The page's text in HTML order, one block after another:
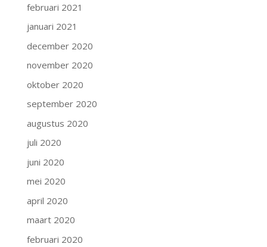
februari 2021
januari 2021
december 2020
november 2020
oktober 2020
september 2020
augustus 2020
juli 2020
juni 2020
mei 2020
april 2020
maart 2020
februari 2020